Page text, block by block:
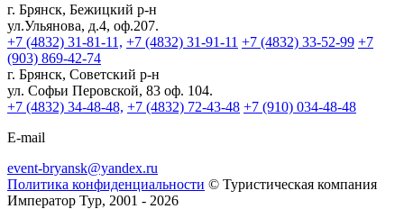
г. Брянск, Бежицкий р-н
ул.Ульянова, д.4, оф.207.
+7 (4832) 31-81-11, +7 (4832) 31-91-11 +7 (4832) 33-52-99 +7
(903) 869-42-74
г. Брянск, Советский р-н
ул. Софьи Перовской, 83 оф. 104.
+7 (4832) 34-48-48, +7 (4832) 72-43-48 +7 (910) 034-48-48
E-mail
event-bryansk@yandex.ru
Политика конфиденциальности © Туристическая компания
Император Тур, 2001 - 2026